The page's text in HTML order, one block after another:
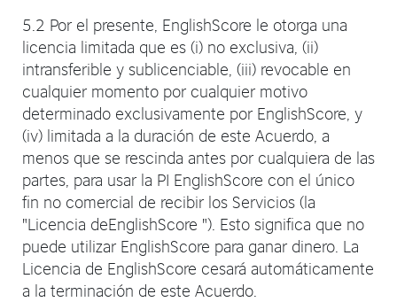
5.2 Por el presente, EnglishScore le otorga una
licencia limitada que es (i) no exclusiva, (ii)
intransferible y sublicenciable, (iii) revocable en
cualquier momento por cualquier motivo
determinado exclusivamente por EnglishScore, y
(iv) limitada a la duración de este Acuerdo, a
menos que se rescinda antes por cualquiera de las
partes, para usar la PI EnglishScore con el único
fin no comercial de recibir los Servicios (la
"Licencia deEnglishScore "). Esto significa que no
puede utilizar EnglishScore para ganar dinero. La
Licencia de EnglishScore cesará automáticamente
a la terminación de este Acuerdo.